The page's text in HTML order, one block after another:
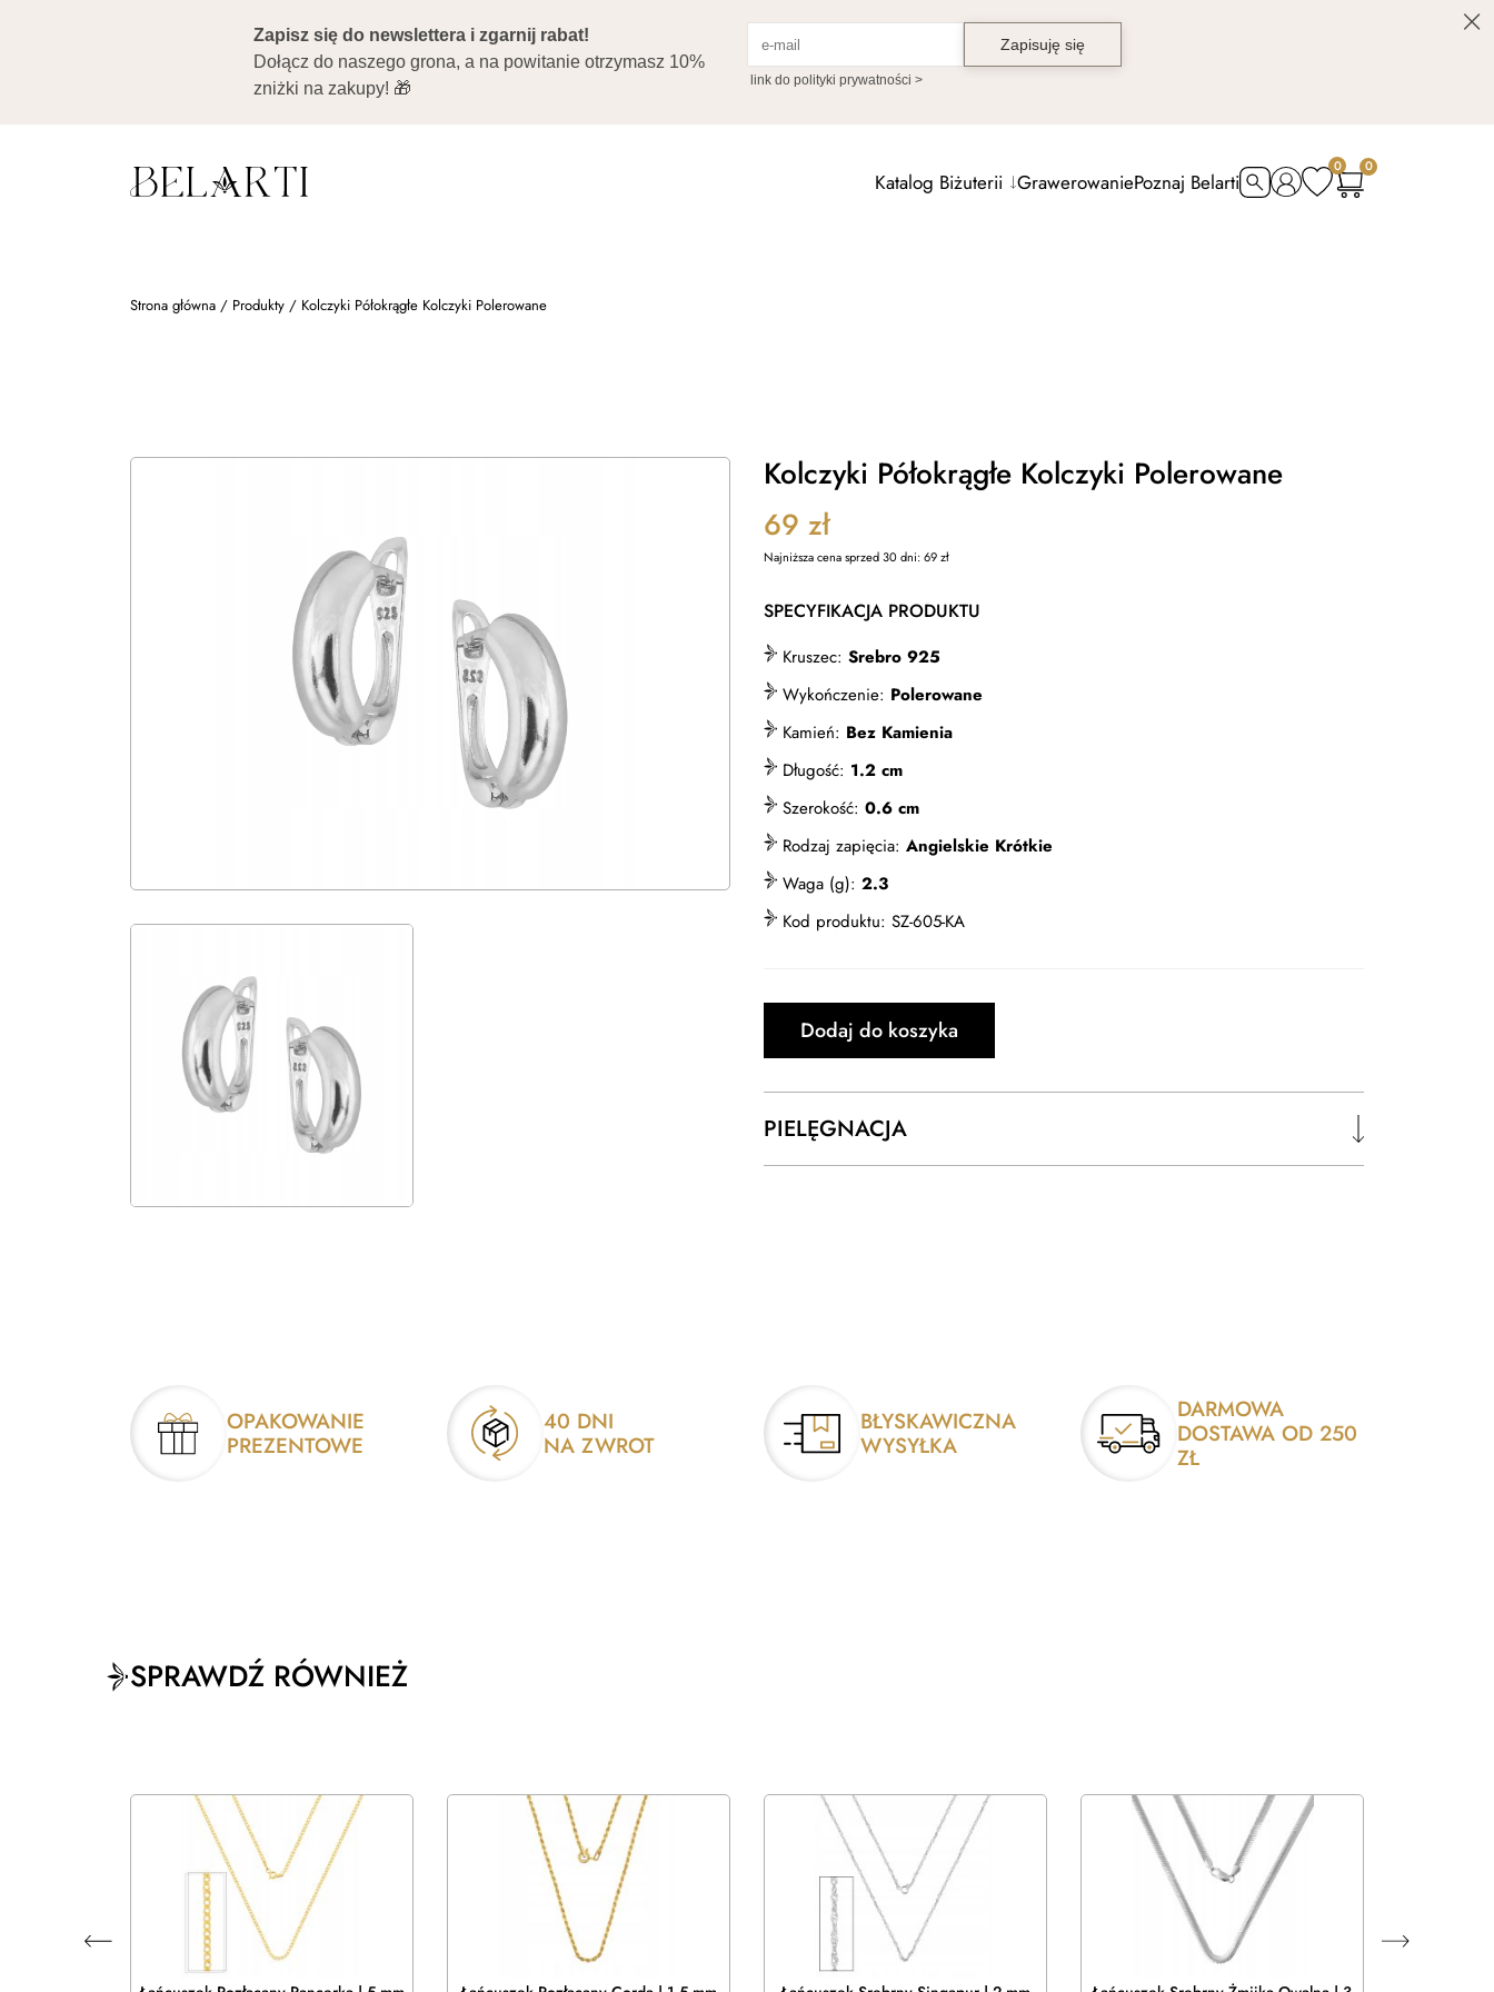
Katalog Biżuterii GrawerowaniePoznaj Belarti
0 0
Strona główna / Produkty / Kolczyki Półokrągłe Kolczyki Polerowane
Kolczyki Półokrągłe Kolczyki Polerowane
69 zł
Najniższa cena sprzed 30 dni:69zł
SPECYFIKACJA PRODUKTU
Kruszec: Srebro 925
Wykończenie: Polerowane
Kamień: Bez Kamienia
Długość: 1.2 cm
Szerokość: 0.6 cm
Rodzaj zapięcia: Angielskie Krótkie
Waga (g): 2.3
Kod produktu: SZ-605-KA
Dodaj do koszyka
PIELĘGNACJA
OPAKOWANIE
PREZENTOWE
40 DNI
NA ZWROT
BŁYSKAWICZNA
WYSYŁKA
DARMOWA
DOSTAWA OD 250
ZŁ
SPRAWDŹ RÓWNIEŻ